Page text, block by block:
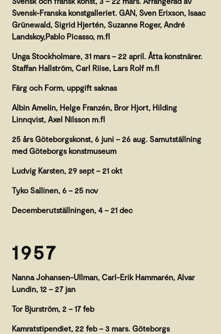
Svensk-Franska konstgalleriet. GAN, Sven Erixson, Isaac
Grünewald, Sigrid Hjertén, Suzanne Roger, André
Landskoy,Pablo Picasso, m.fl
Unga Stockholmare, 31 mars – 22 april. Åtta konstnärer.
Staffan Hallström, Carl Riise, Lars Rolf m.fl
Färg och Form, uppgift saknas
Albin Amelin, Helge Franzén, Bror Hjort, Hilding
Linnqvist, Axel Nilsson m.fl
25 års Göteborgskonst, 6 juni – 26 aug. Samutställning
med Göteborgs konstmuseum
Ludvig Karsten, 29 sept – 21 okt
Tyko Sallinen, 6 – 25 nov
Decemberutställningen, 4 – 21 dec
1957
Nanna Johansen-Ullman, Carl-Erik Hammarén, Alvar
Lundin, 12 – 27 jan
Tor Bjurström, 2 – 17 feb
Kamratstipendiet, 22 feb – 3 mars. Göteborgs